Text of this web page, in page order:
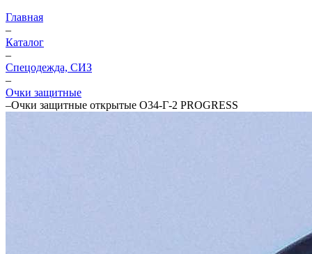
Главная
–
Каталог
–
Спецодежда, СИЗ
–
Очки защитные
–Очки защитные открытые О34-Г-2 PROGRESS